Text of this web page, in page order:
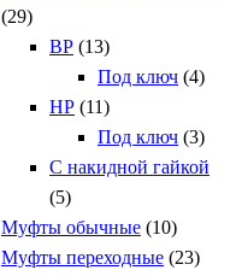
(29)
ВР (13)
Под ключ (4)
НР (11)
Под ключ (3)
С накидной гайкой
(5)
Муфты обычные (10)
Муфты переходные (23)